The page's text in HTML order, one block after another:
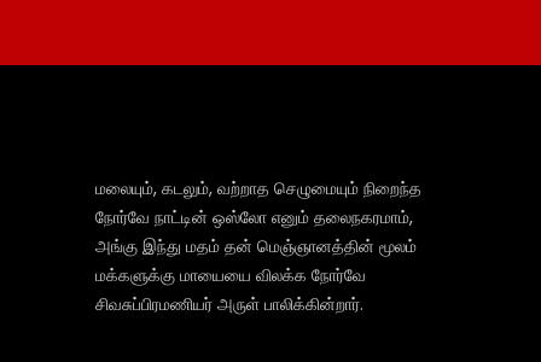
மலையும், கடலும், வற்றாத செழுமையும் நிறைந்த
நோர்வே நாட்டின் ஒஸ்லோ எனும் தலைநகரமாம்,
அங்கு இந்து மதம் தன் மெஞ்ஞானத்தின் மூலம்
மக்களுக்கு மாயையை விலக்க நோர்வே
சிவசுப்பிரமணியர் அருள் பாலிக்கின்றார்.